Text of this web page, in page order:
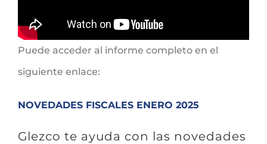
Puede acceder al informe completo en el
siguiente enlace:
NOVEDADES FISCALES ENERO 2025
Glezco te ayuda con las novedades